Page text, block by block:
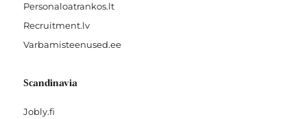
Personaloatrankos.lt
Recruitment.lv
Varbamisteenused.ee
Scandinavia
Jobly.fi